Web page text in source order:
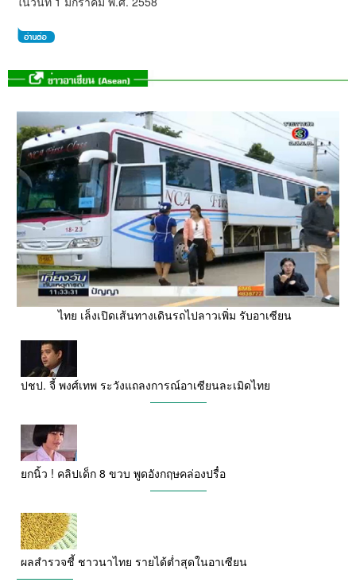
ไทย เล็งเปิดเส้นทางเดินรถไปลาวเพิ่ม รับอาเซียน
ปชป. จี้ พงศ์เทพ ระวังแถลงการณ์อาเซียนละเมิดไทย
ยกนิ้ว ! คลิปเด็ก 8 ขวบ พูดอังกฤษคล่องปรื๋อ
ผลสำรวจชี้ ชาวนาไทย รายได้ต่ำสุดในอาเซียน